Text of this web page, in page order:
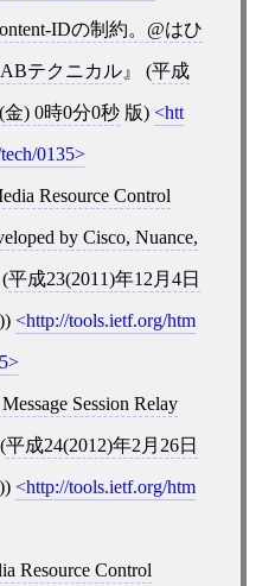
IDの制約。@はひ
テクニカル (平成
金) 0時0分0秒版) htt
0135
Resource Control
by Cisco, Nuance,
平成23(2011)年12月4日
http://tools.ietf.org/htm
Session Relay
平成24(2012)年2月26日
http://tools.ietf.org/htm
Resource Control